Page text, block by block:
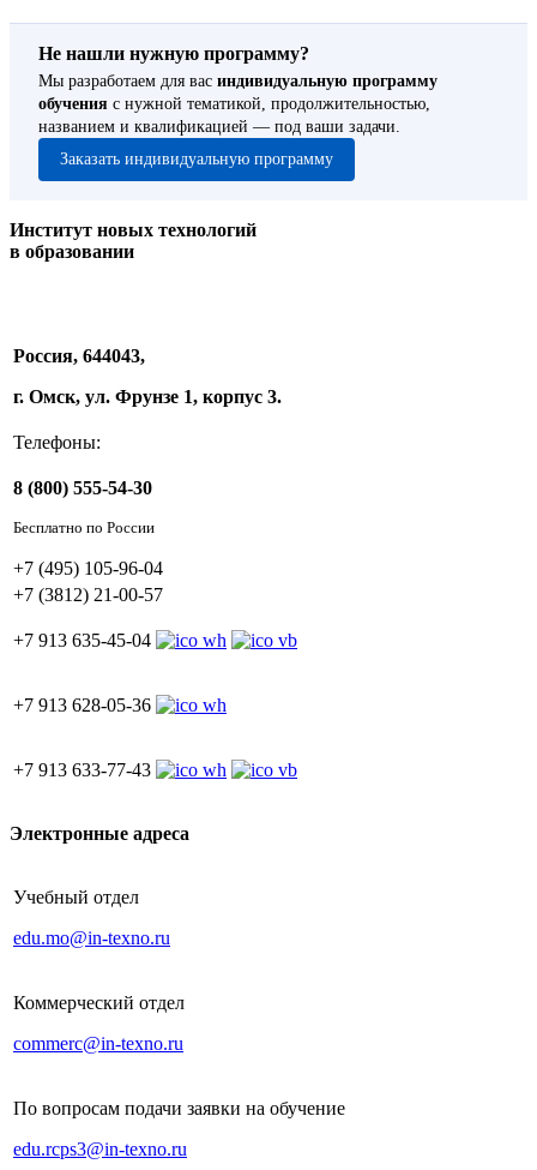
Не нашли нужную программу?
Мы разработаем для вас индивидуальную программу
обучения с нужной тематикой, продолжительностью,
названием и квалификацией — под ваши задачи.
Заказать индивидуальную программу
Институт новых технологий
в образовании
Россия, 644043,
г. Омск, ул. Фрунзе 1, корпус 3.
Телефоны:
8 (800) 555-54-30
Бесплатно по России
+7 (495) 105-96-04
+7 (3812) 21-00-57
+7 913 635-45-04
+7 913 628-05-36
+7 913 633-77-43
Электронные адреса
Учебный отдел
edu.mo@in-texno.ru
Коммерческий отдел
commerc@in-texno.ru
По вопросам подачи заявки на обучение
edu.rcps3@in-texno.ru